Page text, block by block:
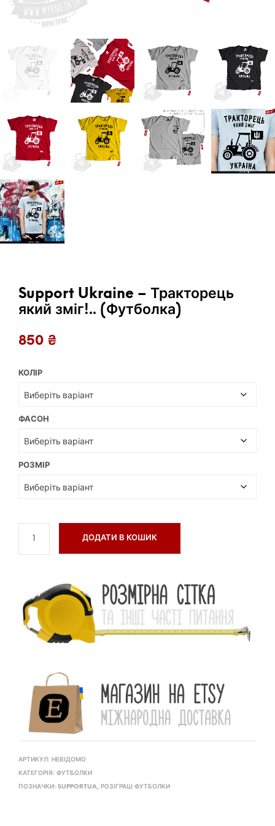
Support Ukraine – Тракторець
який зміг!.. (Футболка)
850 ₴
КОЛІР
ФАСОН
РОЗМІР
ДОДАТИ В КОШИК
АРТИКУЛ: НЕВІДОМО
КАТЕГОРІЯ: ФУТБОЛКИ
ПОЗНАЧКИ: SUPPORTUA, РОЗІГРАШ ФУТБОЛКИ